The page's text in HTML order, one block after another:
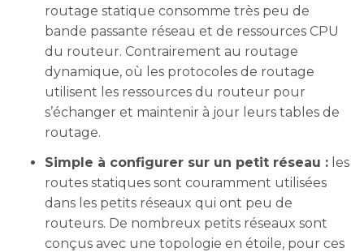
routage statique consomme très peu de
bande passante réseau et de ressources CPU
du routeur. Contrairement au routage
dynamique, où les protocoles de routage
utilisent les ressources du routeur pour
s’échanger et maintenir à jour leurs tables de
routage.
Simple à configurer sur un petit réseau : les
routes statiques sont couramment utilisées
dans les petits réseaux qui ont peu de
routeurs. De nombreux petits réseaux sont
conçus avec une topologie en étoile, pour ces